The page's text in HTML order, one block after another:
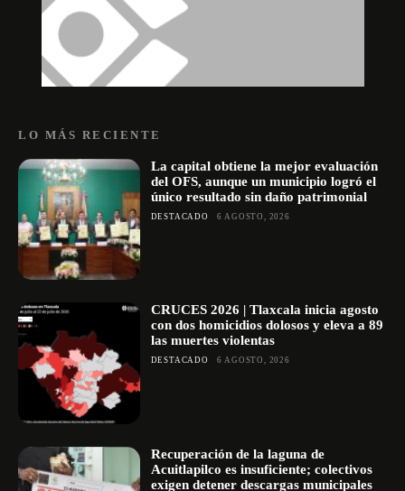
LO MÁS RECIENTE
La capital obtiene la mejor evaluación
del OFS, aunque un municipio logró el
único resultado sin daño patrimonial
DESTACADO 6 AGOSTO, 2026
CRUCES 2026 | Tlaxcala inicia agosto
con dos homicidios dolosos y eleva a 89
las muertes violentas
DESTACADO 6 AGOSTO, 2026
Recuperación de la laguna de
Acuitlapilco es insuficiente; colectivos
exigen detener descargas municipales